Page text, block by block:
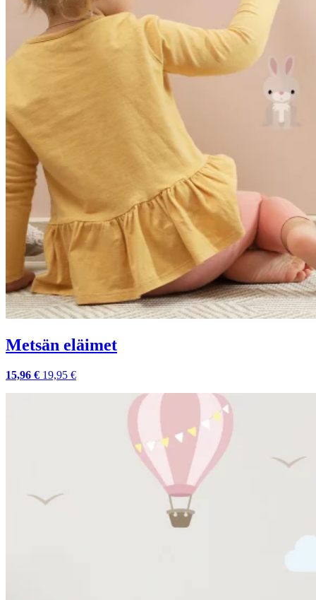
Metsän eläimet
15,96 € 19,95 €